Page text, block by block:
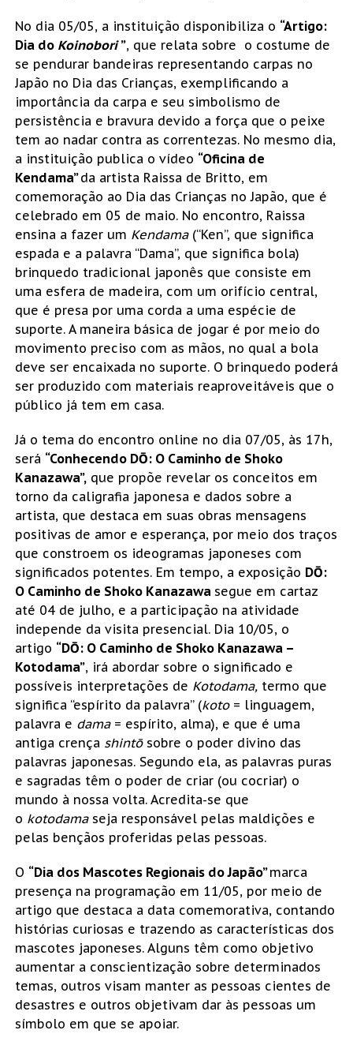
No dia 05/05, a instituição disponibiliza o “Artigo:
Dia do Koinobori”, que relata sobre o costume de
se pendurar bandeiras representando carpas no
Japão no Dia das Crianças, exemplificando a
importância da carpa e seu simbolismo de
persistência e bravura devido a força que o peixe
tem ao nadar contra as correntezas. No mesmo dia,
a instituição publica o vídeo “Oficina de
Kendama”da artista Raissa de Britto, em
comemoração ao Dia das Crianças no Japão, que é
celebrado em 05 de maio. No encontro, Raissa
ensina a fazer um Kendama(“Ken”, que significa
espada e a palavra “Dama”, que significa bola)
brinquedo tradicional japonês que consiste em
uma esfera de madeira, com um orifício central,
que é presa por uma corda a uma espécie de
suporte. A maneira básica de jogar é por meio do
movimento preciso com as mãos, no qual a bola
deve ser encaixada no suporte. O brinquedo poderá
ser produzido com materiais reaproveitáveis que o
público já tem em casa.
Já o tema do encontro online no dia 07/05, às 17h,
será “Conhecendo DŌ: O Caminho de Shoko
Kanazawa”, que propõe revelar os conceitos em
torno da caligrafia japonesa e dados sobre a
artista, que destaca em suas obras mensagens
positivas de amor e esperança, por meio dos traços
que constroem os ideogramas japoneses com
significados potentes. Em tempo, a exposição DŌ:
O Caminho de Shoko Kanazawa segue em cartaz
até 04 de julho, e a participação na atividade
independe da visita presencial. Dia 10/05, o
artigo “DŌ: O Caminho de Shoko Kanazawa –
Kotodama”, irá abordar sobre o significado e
possíveis interpretações de Kotodama,termo que
significa “espírito da palavra” (koto= linguagem,
palavra e dama = espírito, alma), e que é uma
antiga crença shintō sobre o poder divino das
palavras japonesas. Segundo ela, as palavras puras
e sagradas têm o poder de criar (ou cocriar) o
mundo à nossa volta. Acredita-se que
o kotodamaseja responsável pelas maldições e
pelas bençãos proferidas pelas pessoas.
O “Dia dos Mascotes Regionais do Japão”marca
presença na programação em 11/05, por meio de
artigo que destaca a data comemorativa, contando
histórias curiosas e trazendo as características dos
mascotes japoneses. Alguns têm como objetivo
aumentar a conscientização sobre determinados
temas, outros visam manter as pessoas cientes de
desastres e outros objetivam dar às pessoas um
símbolo em que se apoiar.